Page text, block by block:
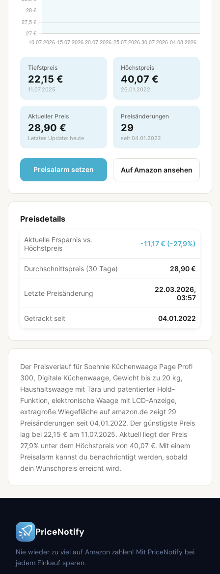
Tiefstpreis
22,15 €
11.07.2025
Höchstpreis
40,07 €
26.01.2022
Aktueller Preis
28,90 €
Letztes Update: heute
Preisänderungen
29
seit 04.01.2022
Preisalarm setzen Auf Amazon ansehen
Preisdetails
Aktuelle Ersparnis vs.
Höchstpreis
-11,17 € (-27,9%)
Durchschnittspreis (30 Tage) 28,90 €
Letzte Preisänderung
22.03.2026,
03:57
Getrackt seit 04.01.2022
Der Preisverlauf für Soehnle Küchenwaage Page Profi
300, Digitale Küchenwaage, Gewicht bis zu 20 kg,
Haushaltswaage mit Tara und patentierter Hold-
Funktion, elektronische Waage mit LCD-Anzeige,
extragroße Wiegefläche auf amazon.de zeigt 29
Preisänderungen seit 04.01.2022. Der günstigste Preis
lag bei 22,15 € am 11.07.2025. Aktuell liegt der Preis
27,9% unter dem Höchstpreis von 40,07 €. Mit einem
Preisalarm kannst du benachrichtigt werden, sobald
dein Wunschpreis erreicht wird.
PriceNotify
Nie wieder zu viel auf Amazon zahlen! Mit PriceNotify bei
jedem Einkauf sparen.